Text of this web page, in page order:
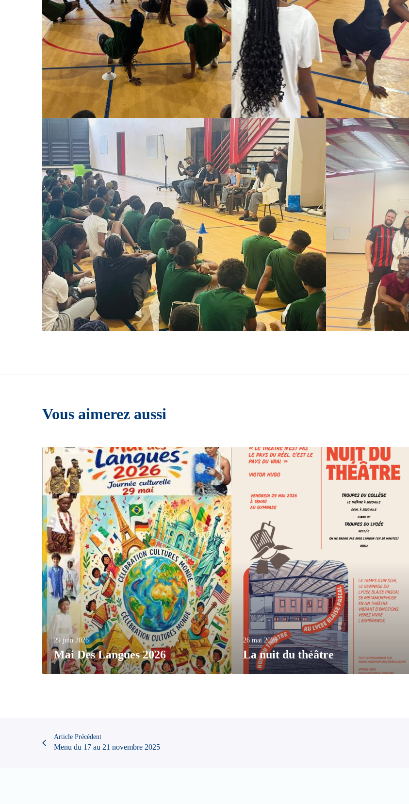
Vous aimerez aussi
29 juin 2026
Mai Des Langues 2026
26 mai 2026
La nuit du théâtre
Article Précédent
Menu du 17 au 21 novembre 2025